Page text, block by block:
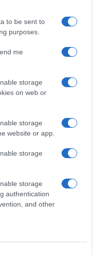
to be sent to
purposes.
me
storage
on web or
storage
website or app.
storage
storage
authentication
and other